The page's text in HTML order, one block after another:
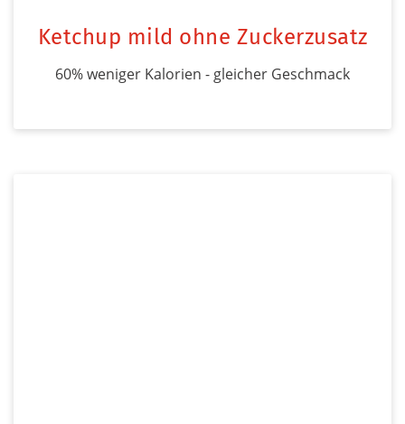
Ketchup mild ohne Zuckerzusatz
60% weniger Kalorien - gleicher Geschmack